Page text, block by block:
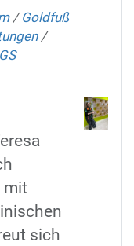
/Goldfuß
/
mit
sich